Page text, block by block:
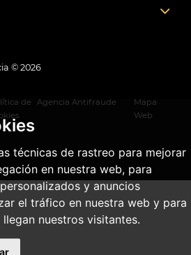
técnicas de rastreo para mejorar
en nuestra web, para
y anuncios
el tráfico en nuestra web y para
nuestros visitantes.
© 2026
de
Agencia Antifraude
Mapa
Web